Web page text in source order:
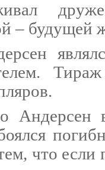
– будущей
Андерсен
что если